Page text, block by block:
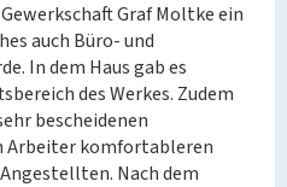
Graf Moltke ein
auch Büro- und
In dem Haus gab es
des Werkes. Zudem
bescheidenen
Arbeiter komfortableren
Nach dem